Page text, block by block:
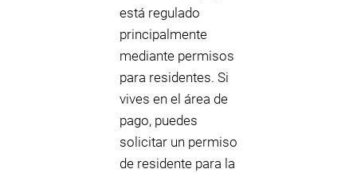
está regulado
principalmente
mediante permisos
para residentes. Si
vives en el área de
pago, puedes
solicitar un permiso
de residente para la